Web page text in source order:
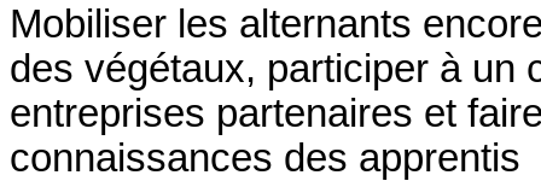
Mobiliser les alternants
des végétaux, participer à un
entreprises partenaires et
connaissances des apprentis